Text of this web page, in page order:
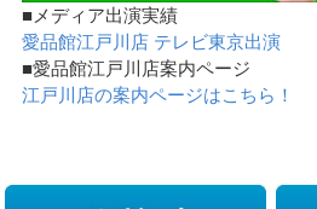
■メディア出演実績
愛品館江戸川店 テレビ東京出演
■愛品館江戸川店案内ページ
江戸川店の案内ページはこちら！